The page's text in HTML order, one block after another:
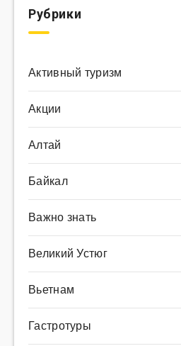
Рубрики
Активный туризм
Акции
Алтай
Байкал
Важно знать
Великий Устюг
Вьетнам
Гастротуры